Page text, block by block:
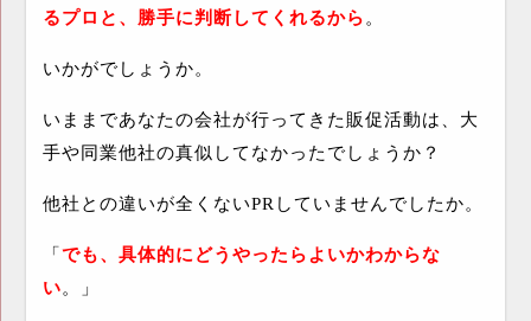
るプロと、勝手に判断してくれるから 。
いかがでしょうか。
いままであなたの会社が行ってきた販促活動は、大
手や同業他社の真似してなかったでしょうか？
他社との違いが全くないPR していませんでしたか。
「 でも、具体的にどうやったらよいかわからな
い。」